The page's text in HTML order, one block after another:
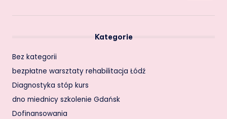
Kategorie
Bez kategorii
bezpłatne warsztaty rehabilitacja Łódź
Diagnostyka stóp kurs
dno miednicy szkolenie Gdańsk
Dofinansowania